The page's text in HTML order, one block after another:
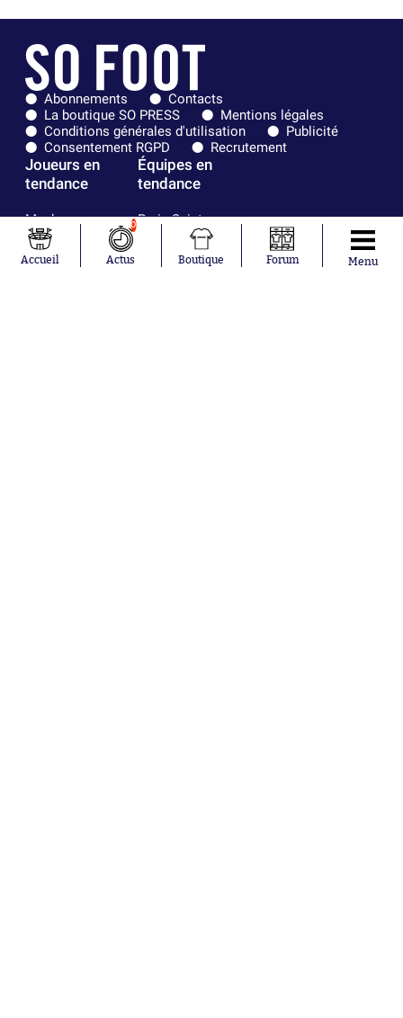
Abonnements
Contacts
La boutique SO PRESS
Mentions légales
Conditions générales d'utilisation
Publicité
Consentement RGPD
Recrutement
Joueurs en
tendance
Maghnes
Akliouche
Mohamed
Salah
Équipes en
tendance
Paris Saint-
Olympique de
Marseille
Accueil
0
Actus Boutique Forum Menu